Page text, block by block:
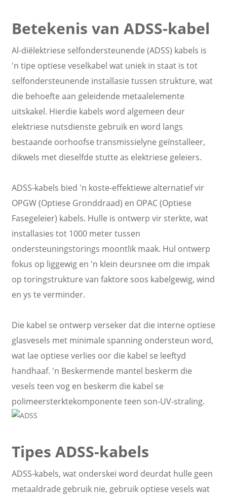
Betekenis van ADSS-kabel
Al-diëlektriese selfondersteunende (ADSS) kabels is
'n tipe optiese veselkabel wat uniek in staat is tot
selfondersteunende installasie tussen strukture, wat
die behoefte aan geleidende metaalelemente
uitskakel. Hierdie kabels word algemeen deur
elektriese nutsdienste gebruik en word langs
bestaande oorhoofse transmissielyne geïnstalleer,
dikwels met dieselfde stutte as elektriese geleiers.
ADSS-kabels bied 'n koste-effektiewe alternatief vir
OPGW (Optiese Gronddraad) en OPAC (Optiese
Fasegeleier) kabels. Hulle is ontwerp vir sterkte, wat
installasies tot 1000 meter tussen
ondersteuningstorings moontlik maak. Hul ontwerp
fokus op liggewig en 'n klein deursnee om die impak
op toringstrukture van faktore soos kabelgewig, wind
en ys te verminder.
Die kabel se ontwerp verseker dat die interne optiese
glasvesels met minimale spanning ondersteun word,
wat lae optiese verlies oor die kabel se leeftyd
handhaaf. 'n Beskermende mantel beskerm die
vesels teen vog en beskerm die kabel se
polimeersterktekomponente teen son-UV-straling.
Tipes ADSS-kabels
ADSS-kabels, wat onderskei word deurdat hulle geen
metaaldrade gebruik nie, gebruik optiese vesels wat